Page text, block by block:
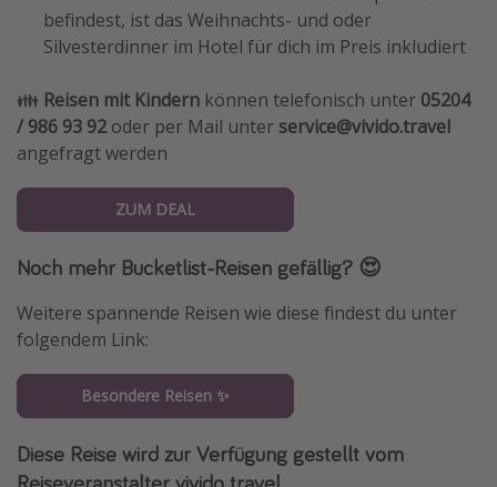
befindest, ist das Weihnachts- und oder
Silvesterdinner im Hotel für dich im Preis inkludiert
👪 Reisen mit Kindern können telefonisch unter 05204
/ 986 93 92oder per Mail unter service@vivido.travel
angefragt werden
ZUM DEAL
Noch mehr Bucketlist-Reisen gefällig? 😍
Weitere spannende Reisen wie diese findest du unter
folgendem Link:
Besondere Reisen ✨
Diese Reise wird zur Verfügung gestellt vom